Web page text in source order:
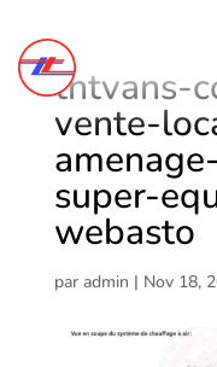
tntvans-
vente-
super-
webasto
par admin | Nov 18,